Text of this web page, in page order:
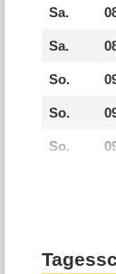
Sa.
Sa.
So.
So.
So.